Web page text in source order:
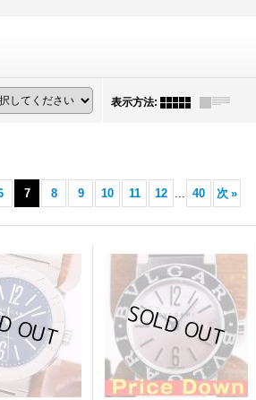
表示方法:
7 8 9 10 11 12 ... 40 次 »